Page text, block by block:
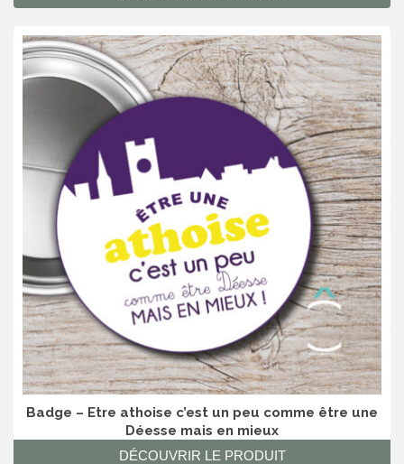
Badge – Etre athoise c’est un peu comme être une
Déesse mais en mieux
DÉCOUVRIR LE PRODUIT